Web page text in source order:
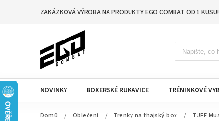
ZAKÁZKOVÁ VÝROBA NA PRODUKTY EGO COMBAT OD 1
NOVINKY BOXERSKÉ RUKAVICE TRÉNINKOVÉ
Domů / Oblečení / Trenky na thajský box / TUFF